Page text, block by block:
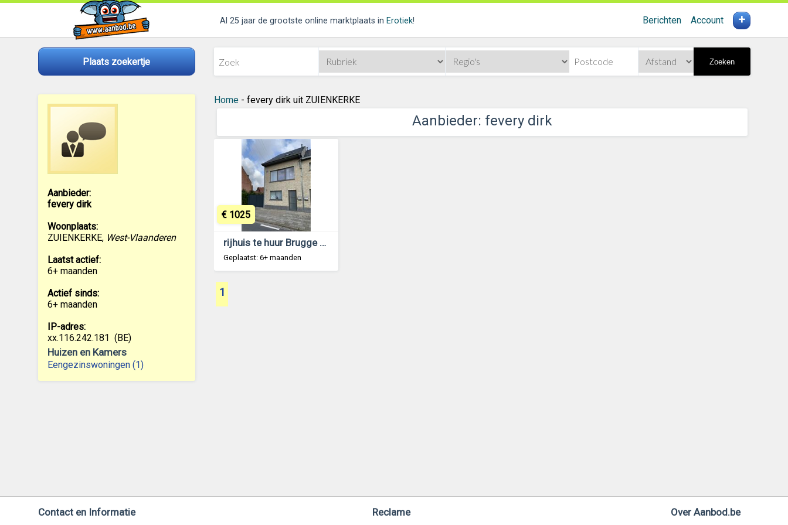
Al 25 jaar de grootste online marktplaats in Erotiek! Berichten Account +
Plaats zoekertje Zoeken
Aanbieder:
fevery dirk
Woonplaats:
ZUIENKERKE, West-Vlaanderen
Laatst actief:
6+ maanden
Actief sinds:
6+ maanden
IP-adres:
xx.116.242.181 (BE)
Huizen en Kamers
Eengezinswoningen (1)
Home- fevery dirk uit ZUIENKERKE
Aanbieder: fevery dirk
rijhuis te huur Brugge St-Pieters nabij centrum
Geplaatst: 6+ maanden
€ 1025
1
Contact en Informatie Reclame Over Aanbod.be